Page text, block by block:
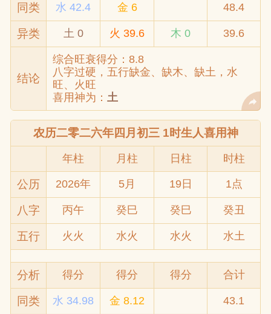
同类 水 42.4 金 6 48.4
异类 土 0 火 39.6 木 0 39.6
结论
综合旺衰得分：8.8
八字过硬，五行缺金、缺木、缺土，水
旺、火旺
喜用神为：土
农历二零二六年四月初三 1时生人喜用神
年柱 月柱 日柱 时柱
公历 2026年 5月 19日 1点
八字 丙午 癸巳 癸巳 癸丑
五行 火火 水火 水火 水土
分析 得分 得分 得分 合计
同类 水 34.98 金 8.12 43.1